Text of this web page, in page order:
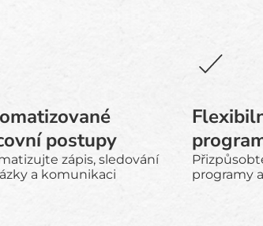
postupy
zápis, sledování
a komunikaci
programy